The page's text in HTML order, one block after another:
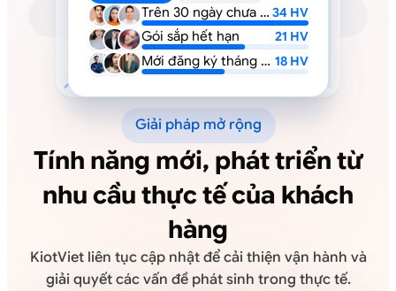
Trên 30 ngày chưa tập 34 HV
Gói sắp hết hạn
21 HV
Mới đăng ký tháng này 18 HV
Giải pháp mở rộng
Tính năng mới, phát triển từ
nhu cầu thực tế của khách
hàng
KiotViet liên tục cập nhật để cải thiện vận hành và
giải quyết các vấn đề phát sinh trong thực tế.